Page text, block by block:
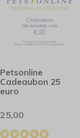
Petsonline
Cadeaubon 25
euro
25,00